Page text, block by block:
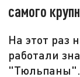
самого
На этот раз
работали
"Тюльпаны".